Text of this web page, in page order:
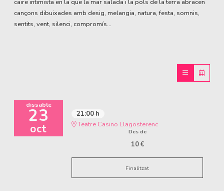
caire intimista en la que la mar salada i la pols de la terra abracen
cançons dibuixades amb desig, melangia, natura, festa, somnis,
sentits, vent, silenci, compromís...
dissabte
23
oct
21:00 h
Teatre Casino Llagosterenc
Des de
10 €
Finalitzat